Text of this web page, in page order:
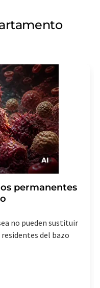
permanentes
no pueden sustituir
del bazo